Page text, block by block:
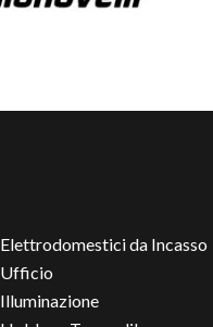
Elettrodomestici da Incasso
Ufficio
Illuminazione